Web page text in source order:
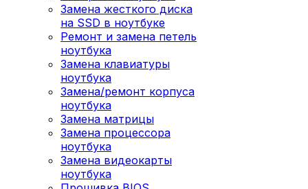
Замена жесткого диска
на SSD в ноутбуке
Ремонт и замена петель
ноутбука
Замена клавиатуры
ноутбука
Замена/ремонт корпуса
ноутбука
Замена матрицы
Замена процессора
ноутбука
Замена видеокарты
ноутбука